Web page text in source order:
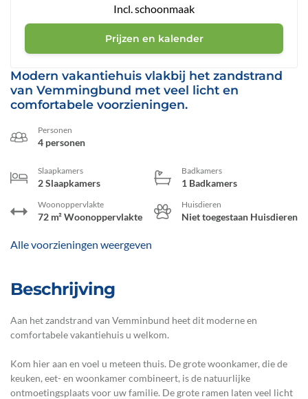
Modern vakantiehuis vlakbij het zandstrand
van Vemmingbund met veel licht en
comfortabele voorzieningen.
Personen
4 personen
Slaapkamers
2 Slaapkamers
Badkamers
1 Badkamers
Woonoppervlakte
72 m² Woonoppervlakte
Huisdieren
Niet toegestaan Huisdieren
Alle voorzieningen weergeven
Beschrijving
Aan het zandstrand van Vemminbund heet dit moderne en
comfortabele vakantiehuis u welkom.
Kom hier aan en voel u meteen thuis. De grote woonkamer, die de
keuken, eet- en woonkamer combineert, is de natuurlijke
ontmoetingsplaats voor uw familie. De grote ramen laten veel licht
Incl. schoonmaak
Prijzen en kalender